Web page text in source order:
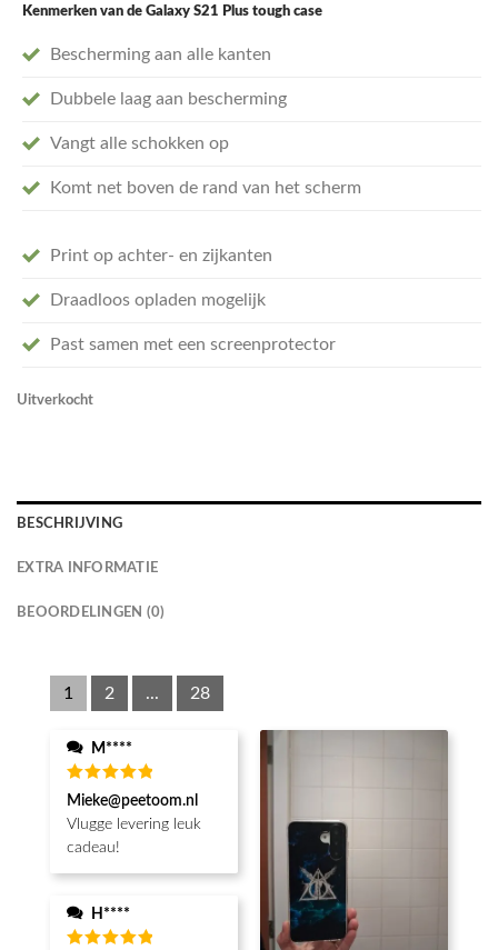
Kenmerken van de Galaxy S21 Plus tough case
Bescherming aan alle kanten
Dubbele laag aan bescherming
Vangt alle schokken op
Komt net boven de rand van het scherm
Print op achter- en zijkanten
Draadloos opladen mogelijk
Past samen met een screenprotector
Uitverkocht
BESCHRIJVING
EXTRA INFORMATIE
BEOORDELINGEN (0)
1 2 ... 28
M****
Waardering
5uit 5
Mieke@peetoom.nl
Vlugge levering leuk
cadeau!
H****